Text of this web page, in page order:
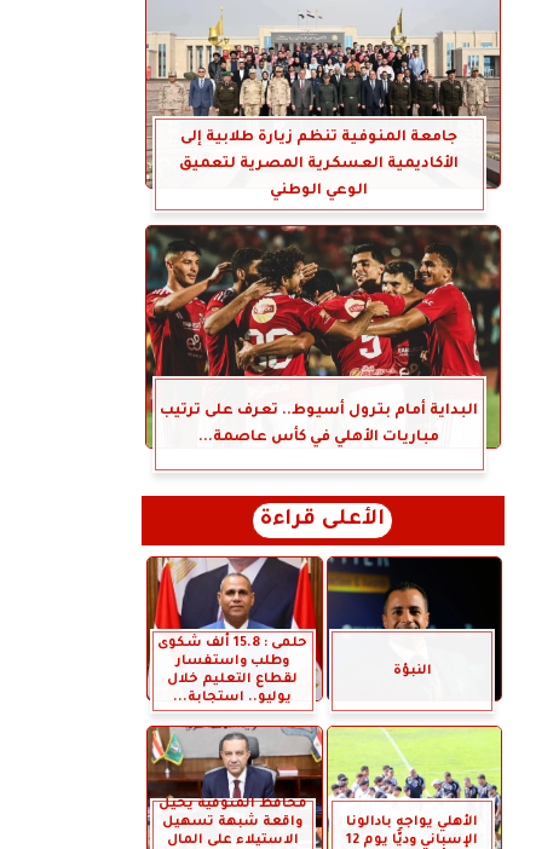
جامعة المنوفية تنظم زيارة طلابية إلى
الأكاديمية العسكرية المصرية لتعميق
الوعي الوطني
البداية أمام بترول أسيوط.. تعرف على ترتيب
مباريات الأهلي في كأس عاصمة...
الأعلى قراءة
النبؤة
حلمى : 15.8 ألف شكوى
وطلب واستفسار
لقطاع التعليم خلال
يوليو.. استجابة...
الأهلي يواجه بادالونا
الإسباني وديًّا يوم 12
محافظ المنوفية يحيل
واقعة شبهة تسهيل
الاستيلاء على المال